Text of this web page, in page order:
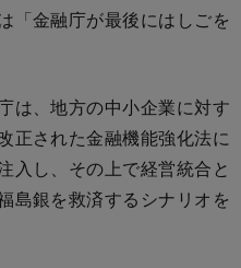
「金融庁が最後にはしごを
は、地方の中小企業に対す
正された金融機能強化法に
入し、その上で経営統合と
島銀を救済するシナリオを